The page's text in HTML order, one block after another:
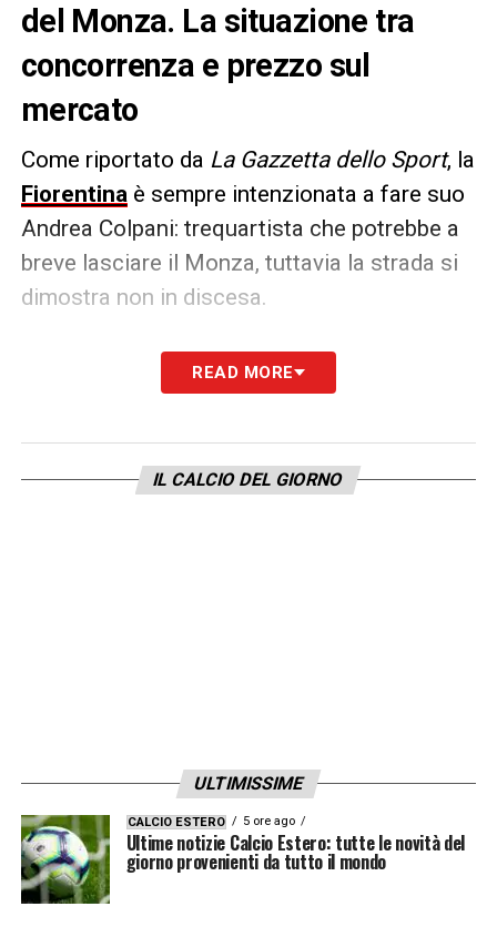
del Monza. La situazione tra
concorrenza e prezzo sul
mercato
Come riportato da La Gazzetta dello Sport, la
Fiorentina è sempre intenzionata a fare suo
Andrea Colpani: trequartista che potrebbe a
breve lasciare il Monza, tuttavia la strada si
dimostra non in discesa.
Oltre alla forte concorrenza della Lazio, il
Monza chiede ben20 milioni di euro
il fuoriclasse ex Atalatna
READ MORE
IL CALCIO DEL GIORNO
ULTIMISSIME
CALCIO ESTERO 5 ore ago
Ultime notizie Calcio Estero: tutte le novità del
giorno provenienti da tutto il mondo